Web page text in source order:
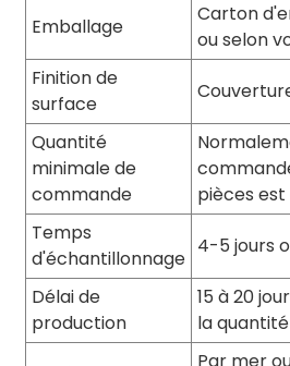
Emballage
Carton
ou selon
Finition de
surface
Quantité
minimale de
commande
pièces
Temps
d'échantillonnage
4-5 jours
Délai de
production
15 à 20
la quantité